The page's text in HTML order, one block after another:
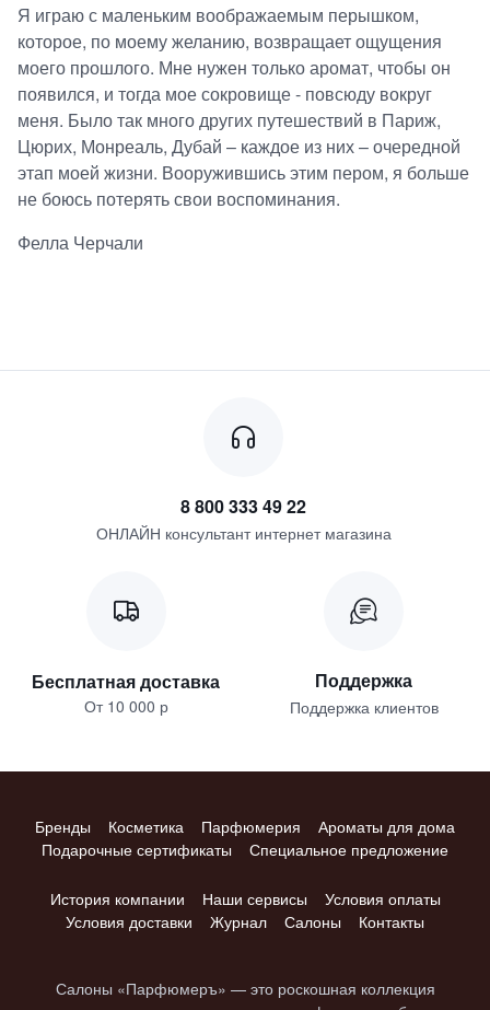
Я играю с маленьким воображаемым перышком,
которое, по моему желанию, возвращает ощущения
моего прошлого. Мне нужен только аромат, чтобы он
появился, и тогда мое сокровище - повсюду вокруг
меня. Было так много других путешествий в Париж,
Цюрих, Монреаль, Дубай – каждое из них – очередной
этап моей жизни. Вооружившись этим пером, я больше
не боюсь потерять свои воспоминания.
Фелла Черчали
8 800 333 49 22
ОНЛАЙН консультант интернет магазина
Бесплатная доставка
От 10 000 р
Поддержка
Поддержка клиентов
Бренды Косметика Парфюмерия
Ароматы для дома
Подарочные сертификаты
Специальное предложение
История компании Наши сервисы
Условия оплаты
Условия доставки
Журнал Салоны Контакты
Салоны «Парфюмеръ» — это роскошная коллекция